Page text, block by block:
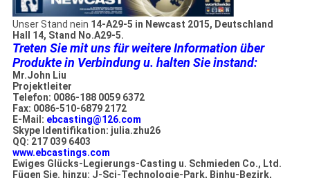
Unser Stand nein 14-A29-5 in Newcast 2015, Deutschland
Hall 14, Stand No.A29-5.
Treten Sie mit uns für weitere Information über
Produkte in Verbindung u. halten Sie instand:
Mr.John Liu
Projektleiter
Telefon: 0086-188 0059 6372
Fax: 0086-510-6879 2172
E-Mail: ebcasting@126.com
Skype Identifikation: julia.zhu26
QQ: 217 039 6403
www.ebcastings.com
Ewiges Glücks-Legierungs-Casting u. Schmieden Co., Ltd.
Fügen Sie. hinzu: J-Sci-Technologie-Park, Binhu-Bezirk,